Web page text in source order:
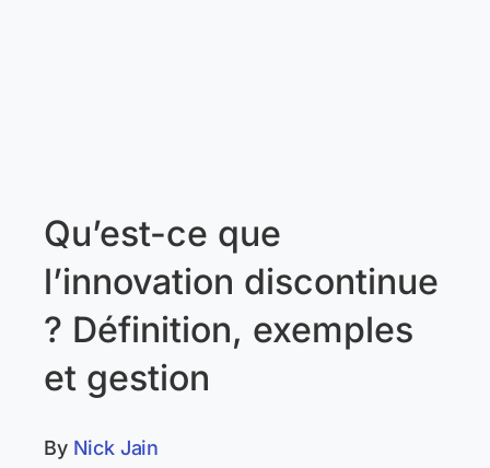
Qu’est-ce que
l’innovation discontinue
? Définition, exemples
et gestion
By Nick Jain